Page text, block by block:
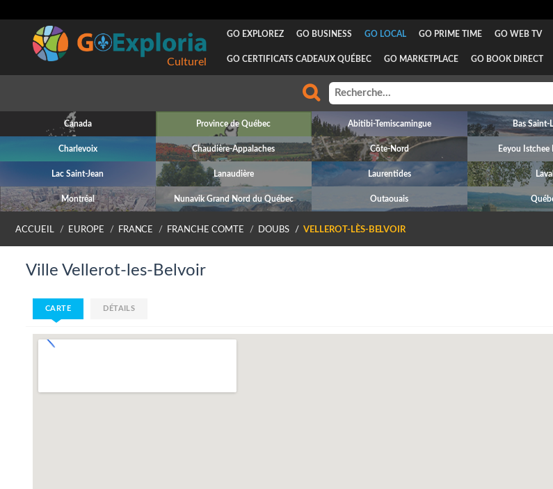
Culturel
GO EXPLOREZ GO BUSINESS GO LOCAL GO PRIME TIME GO WEB TV
GO CERTIFICATS CADEAUX QUÉBEC GO MARKETPLACE GO BOOK DIRECT
Canada Province de Québec Abitibi-Temiscamingue Bas Saint-
Charlevoix Chaudière-Appalaches Côte-Nord Eeyou Istchee
Lac Saint-Jean Lanaudière Laurentides
Montréal Nunavik Grand Nord du Québec Outaouais
ACCUEIL EUROPE FRANCE FRANCHE COMTE DOUBS VELLEROT-LÈS-BELVOIR
Ville Vellerot-les-Belvoir
CARTE DÉTAILS